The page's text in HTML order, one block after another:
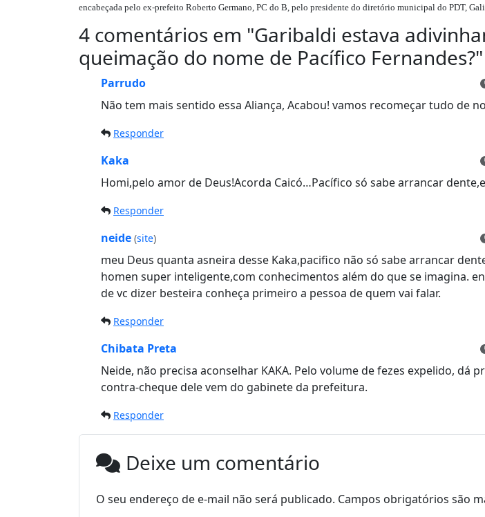
encabeçada pelo ex-prefeito Roberto Germano, PC do B, pelo presidente do diretório municipal do PDT,
4 comentários em "Garibaldi estava
queimação do nome de Pacífico Fernandes?"
Parrudo
Não tem mais sentido essa Aliança, Acabou! vamos recomeçar tudo de
Responder
Kaka
Homi,pelo amor de Deus!Acorda Caicó…Pacífico só sabe arrancar
Responder
neide (site)
meu Deus quanta asneira desse Kaka,pacifico não só sabe arrancar
homen super inteligente,com conhecimentos além do que se imagina.
de vc dizer besteira conheça primeiro a pessoa de quem vai falar.
Responder
Chibata Preta
Neide, não precisa aconselhar KAKA. Pelo volume de fezes expelido, dá
contra-cheque dele vem do gabinete da prefeitura.
Responder
Deixe um comentário
O seu endereço de e-mail não será publicado. Campos obrigatórios são